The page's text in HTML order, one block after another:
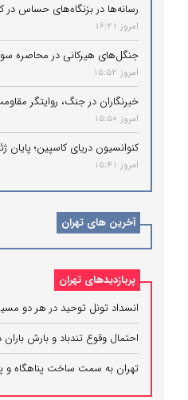
رسانه‌ها در بزنگاه‌های حساس در
امروز 16:21
جنگل‌های هیرکانی در محاصره
امروز 15:52
خبرنگاران در جنگ، روایتگر
امروز 15:50
کنوانسیون دریای کاسپین؛ پایان
امروز 15:41
آخرین های تهران
پربازدیدهای تهران
انسداد تونل توحید در هر دو
احتمال وقوع تندباد و بارش باران
تهران به سمت ساخت پناهگاه و